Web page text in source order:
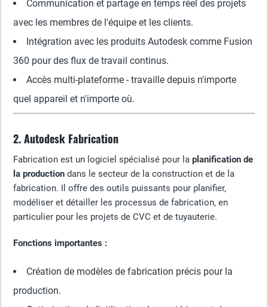
Communication et partage en temps réel des projets
avec les membres de l'équipe et les clients.
Intégration avec les produits Autodesk comme Fusion
360 pour des flux de travail continus.
Accès multi-plateforme - travaille depuis n'importe
quel appareil et n'importe où.
2. Autodesk Fabrication
Fabrication est un logiciel spécialisé pour la planification de
la production dans le secteur de la construction et de la
fabrication. Il offre des outils puissants pour planifier,
modéliser et détailler les processus de fabrication, en
particulier pour les projets de CVC et de tuyauterie.
Fonctions importantes :
Création de modèles de fabrication précis pour la
production.